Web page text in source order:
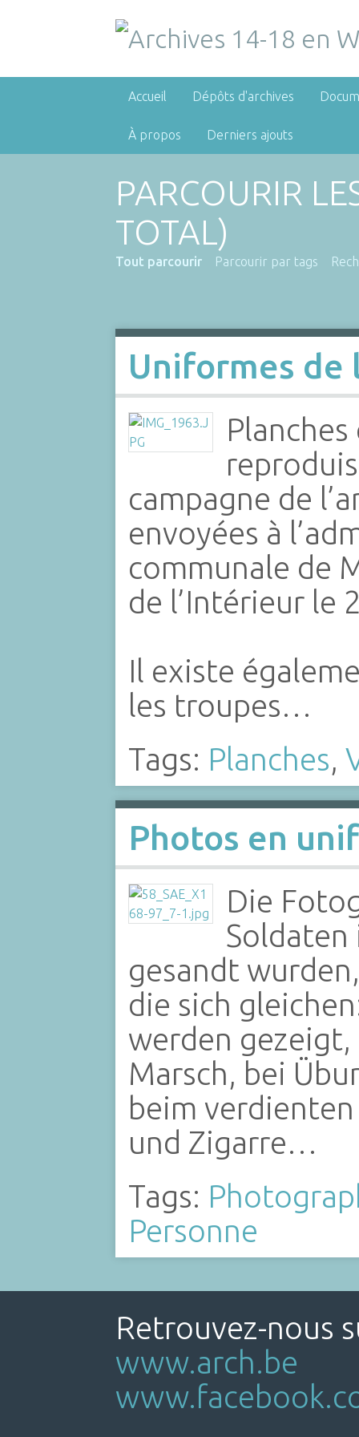
Accueil Dépôts d'archives
À propos Derniers ajouts
PARCOURIR
TOTAL)
Tout parcourir Parcourir par tags
Uniformes de
campagne de
envoyées à
communale de
de l’Intérieur le
Il existe
les troupes…
Tags: Planches,
Photos en
Die
Soldaten
gesandt
die sich
werden
Marsch, bei
beim
und Zigarre…
Tags:
Personne
Retrouvez-nous
www.arch.be